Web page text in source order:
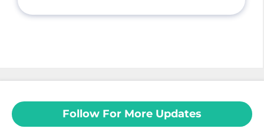
Follow For More Updates